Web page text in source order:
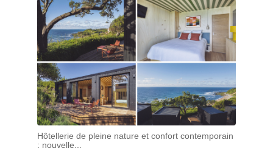
Hôtellerie de pleine nature et confort contemporain
: nouvelle...